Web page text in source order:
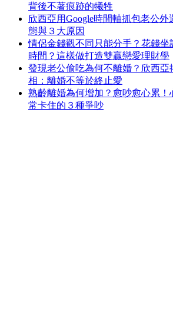
背後不著痕跡的犧牲
欣西亞用Google時間軸抓包老公
態與３大原因
情侶金錢觀不同只能分手？花錢坐
時間？這樣做打造雙贏戀愛理財學
發現老公偷吃為何不離婚？欣西亞
相：離婚不等於終止愛
熟齡離婚為何增加？愈吵愈心累！
常卡住的３種爭吵